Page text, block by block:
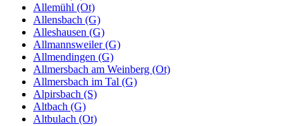
Allemühl (Ot)
Allensbach (G)
Alleshausen (G)
Allmannsweiler (G)
Allmendingen (G)
Allmersbach am Weinberg (Ot)
Allmersbach im Tal (G)
Alpirsbach (S)
Altbach (G)
Altbulach (Ot)